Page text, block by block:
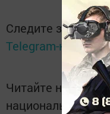
Следите за
Telegram-канале
Читайте новости
национальном